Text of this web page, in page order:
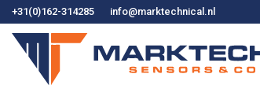
Przejdź
do
treści
+31(0)162-314285 info@marktechnical.nl